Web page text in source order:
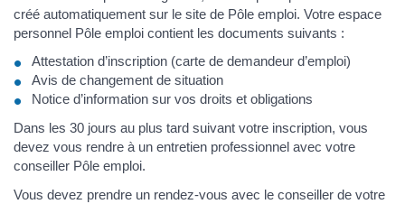
créé automatiquement sur le site de Pôle emploi. Votre espace
personnel Pôle emploi contient les documents suivants :
Attestation d’inscription (carte de demandeur d’emploi)
Avis de changement de situation
Notice d’information sur vos droits et obligations
Dans les 30 jours au plus tard suivant votre inscription, vous
devez vous rendre à un entretien professionnel avec votre
conseiller Pôle emploi.
Vous devez prendre un rendez-vous avec le conseiller de votre